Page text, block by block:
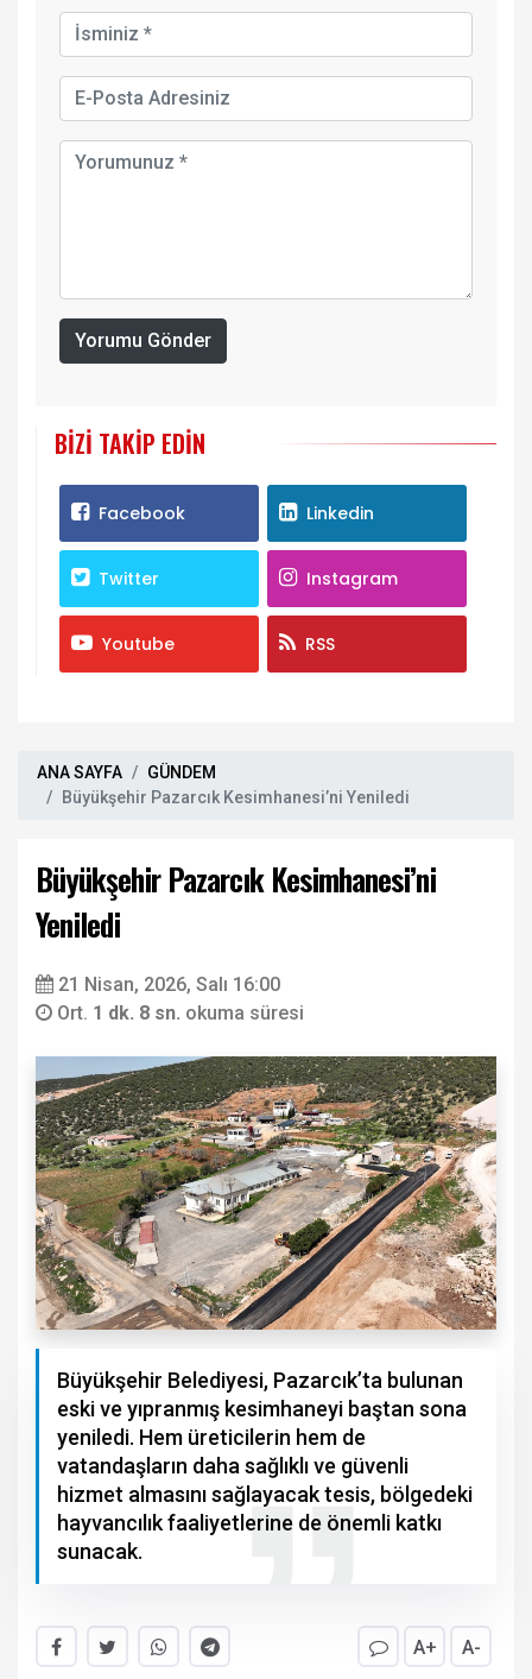
Yorumu Gönder
BIZI TAKIP EDIN
Facebook Linkedin
Twitter Instagram
Youtube RSS
ANA SAYFA
GÜNDEM
Büyükşehir Pazarcık Kesimhanesi’ni Yeniledi
Büyükşehir Pazarcık Kesimhanesi’ni
Yeniledi
21 Nisan, 2026, Salı 16:00
Ort. 1 dk. 8 sn. okuma süresi
Büyükşehir Belediyesi, Pazarcık’ta bulunan
eski ve yıpranmış kesimhaneyi baştan sona
yeniledi. Hem üreticilerin hem de
vatandaşların daha sağlıklı ve güvenli
hizmet almasını sağlayacak tesis, bölgedeki
hayvancılık faaliyetlerine de önemli katkı
sunacak.
A+ A-